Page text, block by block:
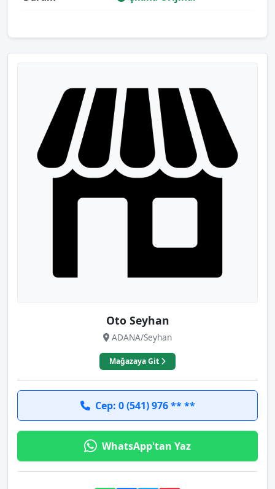
Oto Seyhan
ADANA/Seyhan
Mağazaya Git
Cep: 0 (541) 976 ** **
WhatsApp'tan Yaz